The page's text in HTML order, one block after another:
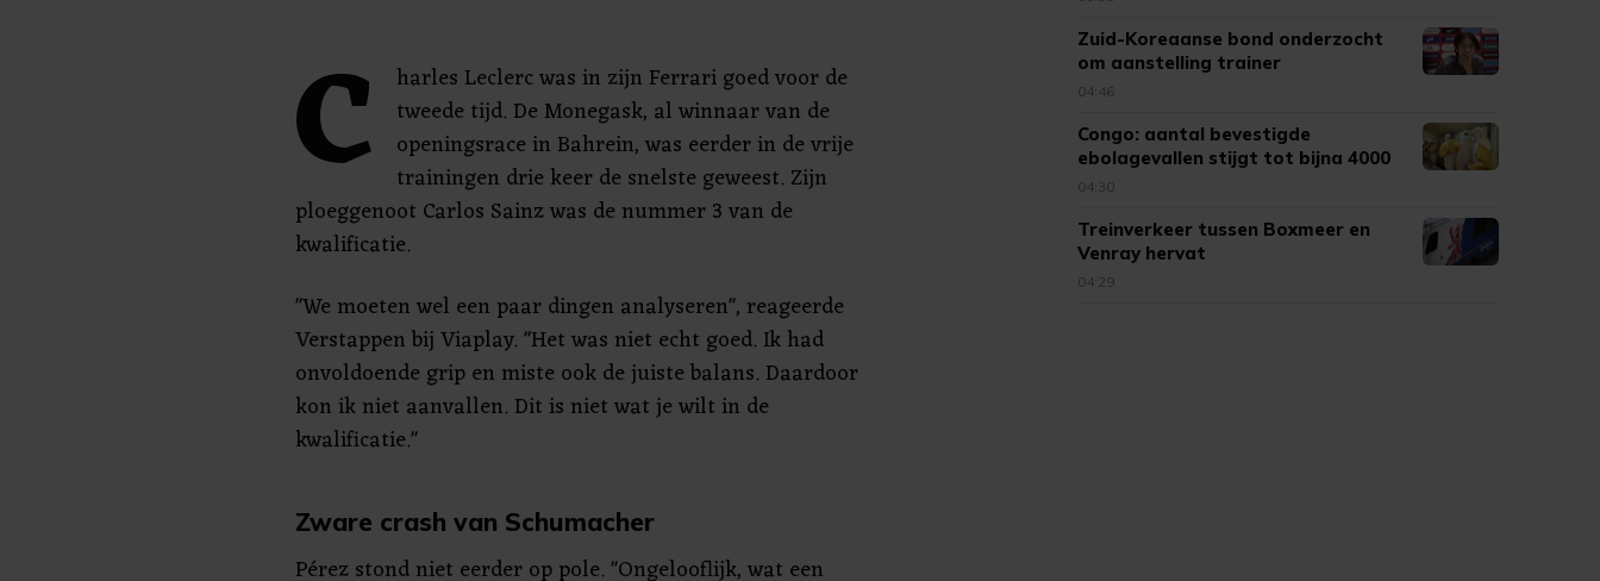
C
harles Leclerc was in zijn Ferrari goed voor de
tweede tijd. De Monegask, al winnaar van de
openingsrace in Bahrein, was eerder in de vrije
trainingen drie keer de snelste geweest. Zijn
ploeggenoot Carlos Sainz was de nummer 3 van de
kwalificatie.
"We moeten wel een paar dingen analyseren", reageerde
Verstappen bij Viaplay. "Het was niet echt goed. Ik had
onvoldoende grip en miste ook de juiste balans. Daardoor
kon ik niet aanvallen. Dit is niet wat je wilt in de
kwalificatie."
Zware crash van Schumacher
Pérez stond niet eerder op pole. "Ongelooflijk, wat een
Zuid-Koreaanse bond onderzocht
om aanstelling trainer
04:46
Congo: aantal bevestigde
ebolagevallen stijgt tot bijna 4000
04:30
Treinverkeer tussen Boxmeer en
Venray hervat
04:29